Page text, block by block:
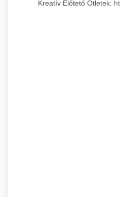
Kreatív Előtető Ötletek: